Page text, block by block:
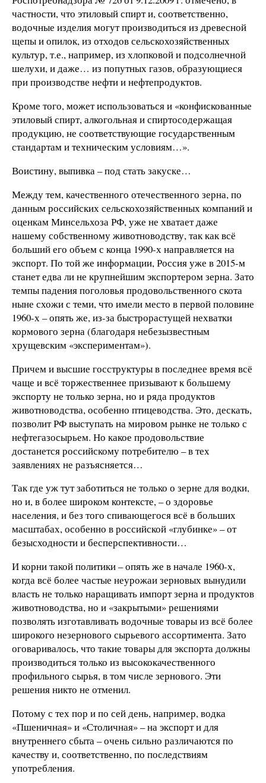
частности, что этиловый спирт и, соответственно,
водочные изделия могут производиться из древесной
щепы и опилок, из отходов сельскохозяйственных
культур, т.е., например, из хлопковой и подсолнечной
шелухи, и даже… из попутных газов, образующиеся
при производстве нефти и нефтепродуктов.
Кроме того, может использоваться и «конфискованные
этиловый спирт, алкогольная и спиртосодержащая
продукцию, не соответствующие государственным
стандартам и техническим условиям…».
Воистину, выпивка – под стать закуске…
Между тем, качественного отечественного зерна, по
данным российских сельскохозяйственных компаний и
оценкам Минсельхоза РФ, уже не хватает даже
нашему собственному животноводству, так как всё
больший его объем с конца 1990-х направляется на
экспорт. По той же информации, Россия уже в 2015-м
станет едва ли не крупнейшим экспортером зерна. Зато
темпы падения поголовья продовольственного скота
ныне схожи с теми, что имели место в первой половине
1960-х – опять же, из-за быстрорастущей нехватки
кормового зерна (благодаря небезызвестным
хрущевским «экспериментам»).
Причем и высшие госструктуры в последнее время всё
чаще и всё торжественнее призывают к большему
экспорту не только зерна, но и ряда продуктов
животноводства, особенно птицеводства. Это, дескать,
позволит РФ выступать на мировом рынке не только с
нефтегазосырьем. Но какое продовольствие
достанется российскому потребителю – в тех
заявлениях не разъясняется…
Так где уж тут заботиться не только о зерне для водки,
но и, в более широком контексте, – о здоровье
населения, и без того спивающегося всё в больших
масштабах, особенно в российской «глубинке» – от
безысходности и бесперспективности…
И корни такой политики – опять же в начале 1960-х,
когда всё более частые неурожаи зерновых вынудили
власть не только наращивать импорт зерна и продуктов
животноводства, но и «закрытыми» решениями
позволять изготавливать водочные товары из всё более
широкого незернового сырьевого ассортимента. Зато
оговаривалось, что такие товары для экспорта должны
производиться только из высококачественного
профильного сырья, в том числе зернового. Эти
решения никто не отменил.
Потому с тех пор и по сей день, например, водка
«Пшеничная» и «Столичная» – на экспорт и для
внутреннего сбыта – очень сильно различаются по
качеству и, соответственно, по последствиям
употребления.